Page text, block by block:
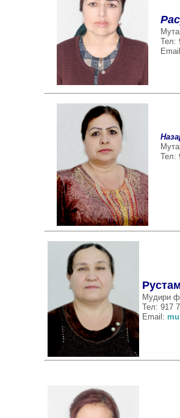
Тел:
Тел:
Р
Мудири
Тел: 917
Email: